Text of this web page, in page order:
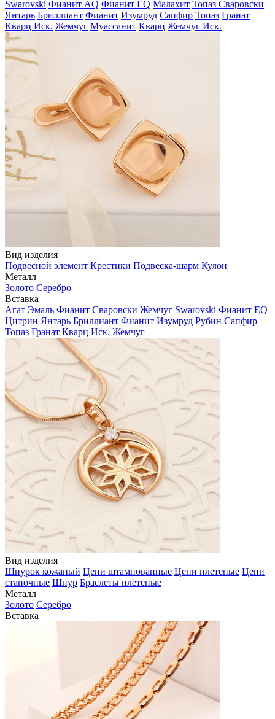
Swarovski Фианит AQ Фианит EQ Малахит Топаз Сваровски
Янтарь Бриллиант Фианит Изумруд Сапфир Топаз Гранат
Кварц Иск. Жемчуг Муассанит Кварц Жемчуг Иск.
Вид изделия
Подвесной элемент Крестики Подвеска-шарм Кулон
Металл
Золото Серебро
Вставка
Агат Эмаль Фианит Сваровски Жемчуг Swarovski Фианит EQ
Цитрин Янтарь Бриллиант Фианит Изумруд Рубин Сапфир
Топаз Гранат Кварц Иск. Жемчуг
Вид изделия
Шнурок кожаный Цепи штампованные Цепи плетеные Цепи
станочные Шнур Браслеты плетеные
Металл
Золото Серебро
Вставка